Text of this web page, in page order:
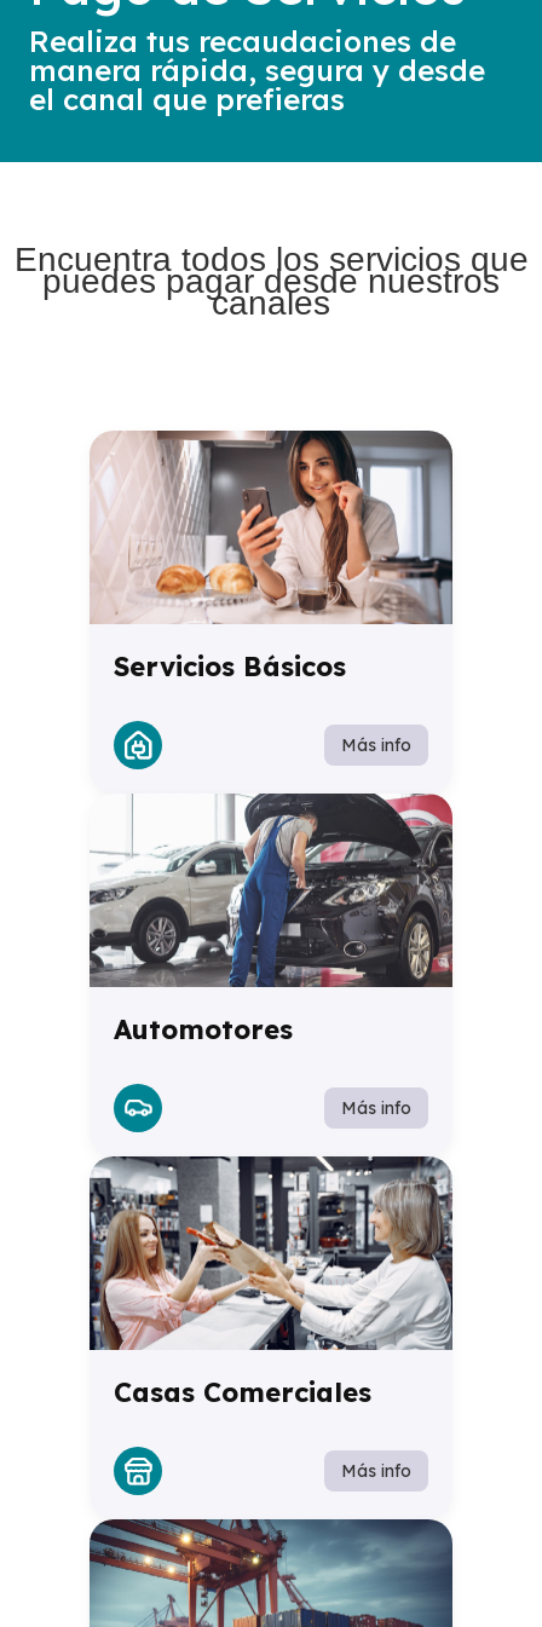
Realiza tus recaudaciones de
manera rápida, segura y desde
el canal que prefieras
Encuentra todos los servicios que
puedes pagar desde nuestros
canales
Servicios Básicos
Más info
Automotores
Más info
Casas Comerciales
Más info